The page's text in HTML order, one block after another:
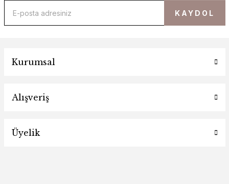
KAYDOL
Kurumsal
Alışveriş
Üyelik